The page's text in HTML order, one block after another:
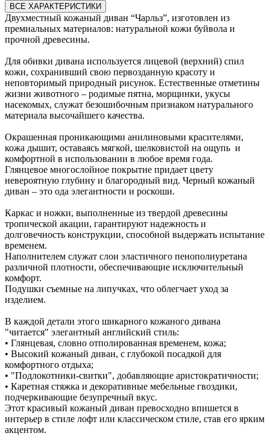
ВСЕ ХАРАКТЕРИСТИКИ
Двухместный кожаный диван “Чарльз”, изготовлен из
премиальных материалов: натуральной кожи буйвола и
прочной древесины.
Для обивки дивана используется лицевой (верхний) спил
кожи, сохранивший свою первозданную красоту и
неповторимый природный рисунок. Естественные отметины
жизни животного – родимые пятна, морщинки, укусы
насекомых, служат безошибочным признаком натурального
материала высочайшего качества.
Окрашенная проникающими анилиновыми красителями,
кожа дышит, оставаясь мягкой, шелковистой на ощупь и
комфортной в использовании в любое время года.
Глянцевое многослойное покрытие придает цвету
невероятную глубину и благородный вид. Черный кожаный
диван – это ода элегантности и роскоши.
Каркас и ножки, выполненные из твердой древесины
тропической акации, гарантируют надежность и
долговечность конструкции, способной выдержать испытание
временем.
Наполнителем служат слои эластичного пенополиуретана
различной плотности, обеспечивающие исключительный
комфорт.
Подушки съемные на липучках, что облегчает уход за
изделием.
В каждой детали этого шикарного кожаного дивана
"читается" элегантный английский стиль:
• Глянцевая, словно отполированная временем, кожа;
• Высокий кожаный диван, с глубокой посадкой для
комфортного отдыха;
• "Подлокотники-свитки", добавляющие аристократичности;
• Каретная стяжка и декоративные мебельные гвоздики,
подчеркивающие безупречный вкус.
Этот красивый кожаный диван превосходно впишется в
интерьер в стиле лофт или классическом стиле, став его ярким
акцентом.